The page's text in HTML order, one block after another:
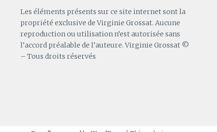
Les éléments présents sur ce site internet sont la
propriété exclusive de Virginie Grossat. Aucune
reproduction ou utilisation n’est autorisée sans
l’accord préalable de l’auteure. Virginie Grossat ©
– Tous droits réservés